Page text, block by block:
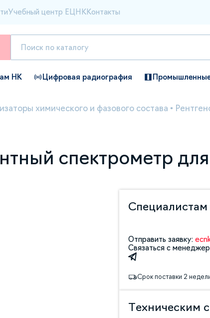
Учебный центр ЕЦНК Контакты
НК Цифровая радиография
химического и фазового состава •
спектрометр
Специалистам
Отправить заявку:
Связаться с
Срок поставки 2
Техническим